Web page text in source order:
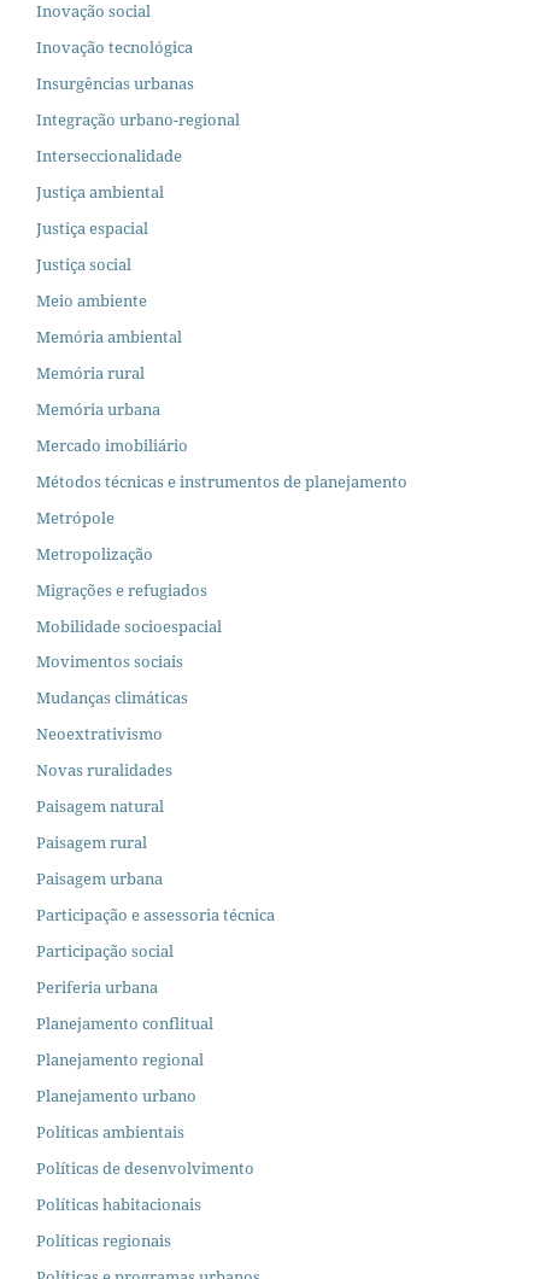
Inovação social
Inovação tecnológica
Insurgências urbanas
Integração urbano-regional
Interseccionalidade
Justiça ambiental
Justiça espacial
Justiça social
Meio ambiente
Memória ambiental
Memória rural
Memória urbana
Mercado imobiliário
Métodos técnicas e instrumentos de planejamento
Metrópole
Metropolização
Migrações e refugiados
Mobilidade socioespacial
Movimentos sociais
Mudanças climáticas
Neoextrativismo
Novas ruralidades
Paisagem natural
Paisagem rural
Paisagem urbana
Participação e assessoria técnica
Participação social
Periferia urbana
Planejamento conflitual
Planejamento regional
Planejamento urbano
Políticas ambientais
Políticas de desenvolvimento
Políticas habitacionais
Políticas regionais